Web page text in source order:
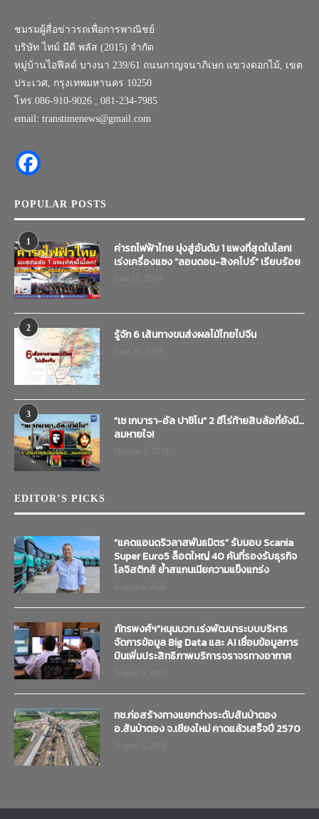
ชมรมผู้สื่อข่าวรถเพื่อการพาณิชย์
บริษัท ไทม์ มีดี พลัส (2015) จำกัด
หมู่บ้านไอฟีลด์ บางนา 239/61 ถนนกาญจนาภิเษก แขวงดอกไม้, เขต
ประเวศ, กรุงเทพมหานคร 10250
โทร.086-910-9026 , 081-234-7985
email: transtimenews@gmail.com
POPULAR POSTS
1
ค่ารถไฟฟ้าไทย มุ่งสู่อันดับ 1 แพงที่สุดในโลก!
เร่งเครื่องแซง “ลอนดอน-สิงคโปร์” เรียบร้อย
2 รู้จัก 6 เส้นทางขนส่งผลไม้ไทยไปจีน
3
“เช เกบารา-อัล ปาชิโน” 2 ฮีโร่ท้ายสิบล้อที่ยังมี…
ลมหายใจ!
EDITOR’S PICKS
“แคดแอนดริวลาสพันธมิตร” รับมอบ Scania
Super Euro5 ล็อตใหญ่ 40 คันที่รองรับธุรกิจ
โลจิสติกส์ ย้ำสแกนเนียความแข็งแกร่ง
ภัทรพงศ์ฯ”หนุนบวท.เร่งพัฒนาระบบบริหาร
จัดการข้อมูล Big Data และ AI เชื่อมข้อมูลการ
บินเพิ่มประสิทธิภาพบริการจราจรทางอากาศ
ทช.ก่อสร้างทางแยกต่างระดับสันป่าตอง
อ.สันป่าตอง จ.เชียงใหม่ คาดแล้วเสร็จปี 2570